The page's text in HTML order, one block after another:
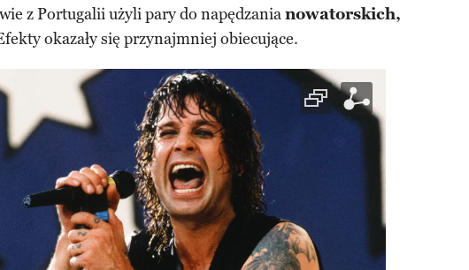
z Portugalii użyli pary do napędzanianowatorskich,
okazały się przynajmniej obiecujące.